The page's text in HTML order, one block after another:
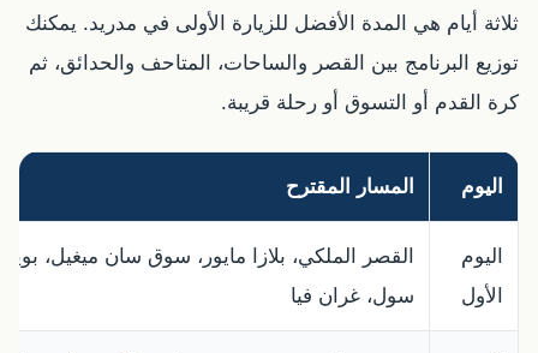
ثلاثة أيام هي المدة الأفضل للزيارة الأولى في مدريد. يمكنك
توزيع البرنامج بين القصر والساحات، المتاحف والحدائق، ثم
كرة القدم أو التسوق أو رحلة قريبة.
اليوم المسار المقترح
اليوم
الأول
القصر الملكي، بلازا مايور، سوق سان ميغيل،
سول، غران فيا